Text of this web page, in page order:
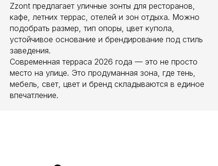
Zzont предлагает уличные зонты для ресторанов,
кафе, летних террас, отелей и зон отдыха. Можно
подобрать размер, тип опоры, цвет купола,
устойчивое основание и брендирование под стиль
заведения.
Современная терраса 2026 года — это не просто
место на улице. Это продуманная зона, где тень,
мебель, свет, цвет и бренд складываются в единое
впечатление.